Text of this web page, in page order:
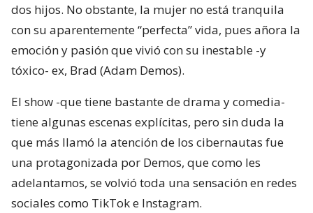
dos hijos. No obstante, la mujer no está tranquila
con su aparentemente “perfecta” vida, pues añora la
emoción y pasión que vivió con su inestable -y
tóxico- ex, Brad (Adam Demos).
El show -que tiene bastante de drama y comedia-
tiene algunas escenas explícitas, pero sin duda la
que más llamó la atención de los cibernautas fue
una protagonizada por Demos, que como les
adelantamos, se volvió toda una sensación en redes
sociales como TikTok e Instagram.